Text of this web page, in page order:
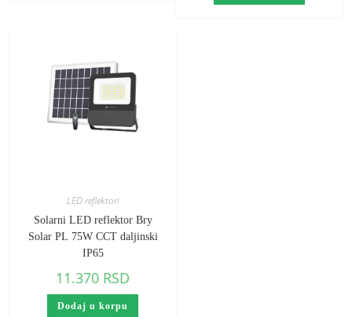
LED reflektori
Solarni LED reflektor Bry
Solar PL 75W CCT daljinski
IP65
11.370 RSD
Dodaj u korpu